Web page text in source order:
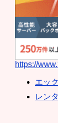
https://
エッ
レン